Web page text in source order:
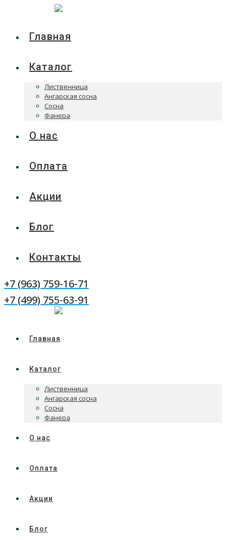
Главная
Каталог
Лиственница
Ангарская сосна
Сосна
Фанера
О нас
Оплата
Акции
Блог
Контакты
Telegram
WhatsApp
+7 (963) 759-16-71
+7 (499) 755-63-91
Главная
Каталог
Лиственница
Ангарская сосна
Сосна
Фанера
О нас
Оплата
Акции
Блог